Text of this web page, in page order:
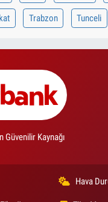
Trabzon Tunceli
Kaynağı
Hava